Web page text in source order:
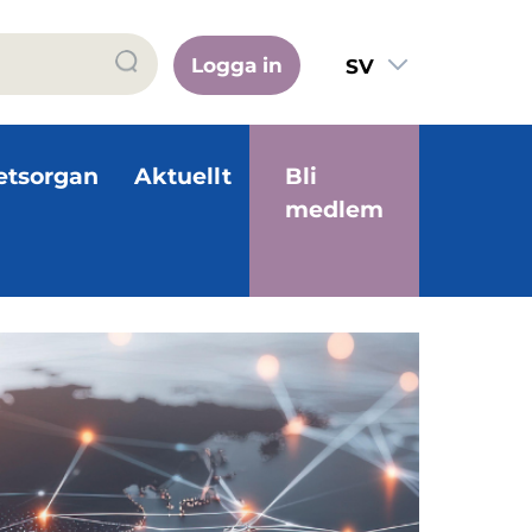
Logga in
SV
Aktuellt
Bli
medlem